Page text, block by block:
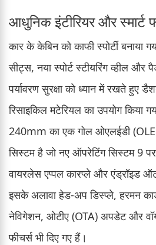
आधुनिक इंटीरियर और स्मार्ट
कार के केबिन को काफी स्पोर्टी बनाया
सीट्स, नया स्पोर्ट स्टीयरिंग व्हील और
पर्यावरण सुरक्षा को ध्यान में रखते हुए
रिसाइकिल मटेरियल का उपयोग किया
240mm का एक गोल ओएलईडी
सिस्टम है जो नए ऑपरेटिंग सिस्टम 9
वायरलेस एप्पल कारप्ले और एंड्रॉइड
इसके अलावा हेड-अप डिस्प्ले, हरमन
नेविगेशन, ओटीए (OTA) अपडेट और
फीचर्स भी दिए गए हैं।